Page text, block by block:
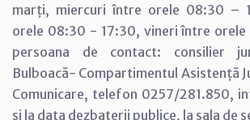
marți, miercuri între orele 08:30 –
orele 08:30 - 17:30, vineri între
persoana de contact: consilier
Bulboacă- Compartimentul Asistență
Comunicare, telefon 0257/281.850,
și la data dezbaterii publice, la sala de